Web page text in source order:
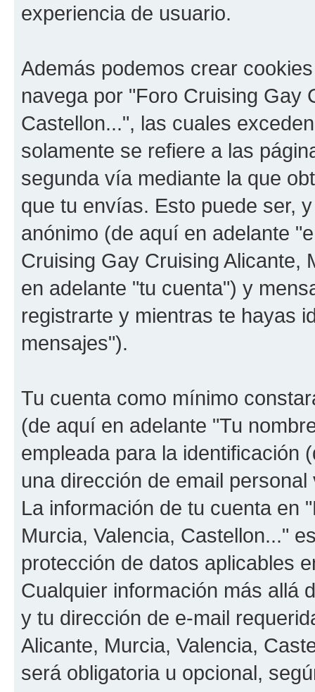
experiencia de usuario.
Además podemos crear
navega por "Foro Cruising Gay
Castellon...", las cuales
solamente se refiere a las
segunda vía mediante la que
que tu envías. Esto puede ser,
anónimo (de aquí en adelante
Cruising Gay Cruising Alicante,
en adelante "tu cuenta") y
registrarte y mientras te hayas
mensajes").
Tu cuenta como mínimo
(de aquí en adelante "Tu
empleada para la identificación
una dirección de email
La información de tu cuenta en
Murcia, Valencia, Castellon..."
protección de datos aplicables
Cualquier información más allá
y tu dirección de e-mail
Alicante, Murcia, Valencia,
será obligatoria u opcional,